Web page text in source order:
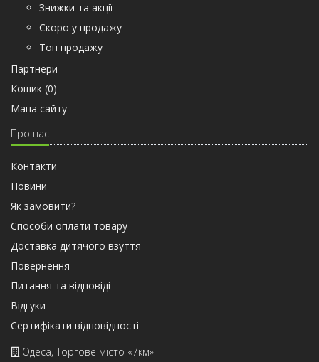
Знижки та акції
Скоро у продажу
Топ продажу
Партнери
Кошик (0)
Мапа сайту
Про нас
Контакти
Новини
Як замовити?
Способи оплати товару
Доставка дитячого взуття
Повернення
Питання та відповіді
Відгуки
Сертифiкати вiдповiдностi
Одеса, Торгове місто «7км»